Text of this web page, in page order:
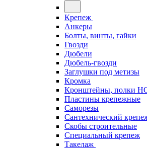
Крепеж
Анкеры
Болты, винты, гайки
Гвозди
Дюбели
Дюбель-гвозди
Заглушки под метизы
Кромка
Кронштейны, полки
Пластины крепежные
Саморезы
Сантехнический
Скобы строительные
Специальный крепеж
Такелаж